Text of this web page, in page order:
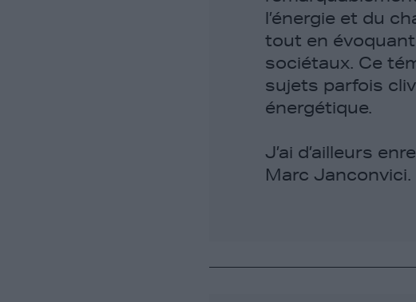
l’énergie et du
tout en
sociétaux. Ce
sujets parfois
énergétique.
J’ai d’ailleurs
Marc Janconvici.